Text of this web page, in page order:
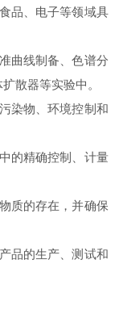
品、电子等领域具
曲线制备、色谱分
散器等实验中。
染物、环境控制和
的精确控制、计量
质的存在，并确保
品的生产、测试和